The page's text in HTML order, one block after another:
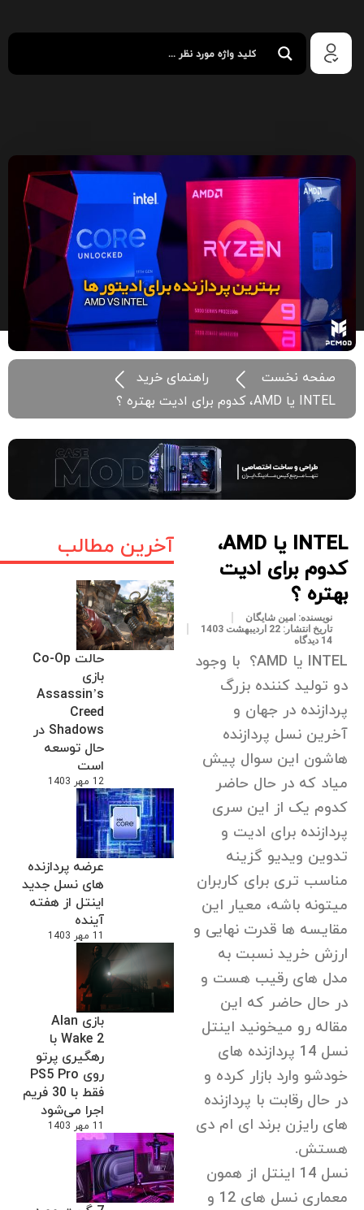
صفحه نخست
راهنمای خرید
INTEL یا AMD، کدوم برای ادیت بهتره ؟
آخرین مطالب
حالت Co-Op
بازی
Assassin’s
Creed
Shadows در
حال توسعه
است
12 مهر 1403
عرضه پردازنده
های نسل جدید
اینتل از هفته
آینده
11 مهر 1403
بازی Alan
Wake 2 با
رهگیری پرتو
روی PS5 Pro
فقط با 30 فریم
اجرا می‌شود
11 مهر 1403
INTEL یا AMD،
کدوم برای ادیت
بهتره ؟
نویسنده: امین شایگان
تاریخ انتشار: 22 اردیبهشت 1403
14 دیدگاه
INTEL یا AMD؟ با وجود
دو تولید کننده بزرگ
پردازنده در جهان و
آخرین نسل پردازنده
هاشون این سوال پیش
میاد که در حال حاضر
کدوم یک از این سری
پردازنده برای ادیت و
تدوین ویدیو گزینه
مناسب تری برای کاربران
میتونه باشه، معیار این
مقایسه ها قدرت نهایی و
ارزش خرید نسبت به
مدل های رقیب هست و
در حال حاضر که این
مقاله رو میخونید اینتل
نسل 14 پردازنده های
خودشو وارد بازار کرده و
در حال رقابت با پردازنده
های رایزن برند ای ام دی
هستش.
نسل 14 اینتل از همون
معماری نسل های 12 و